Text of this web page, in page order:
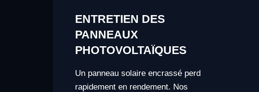
ENTRETIEN DES
PANNEAUX
PHOTOVOLTAÏQUES
Un panneau solaire encrassé perd
rapidement en rendement. Nos